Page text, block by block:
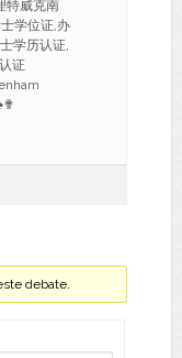
特威克南
学位证,办
学历认证,
证
✟
debate.